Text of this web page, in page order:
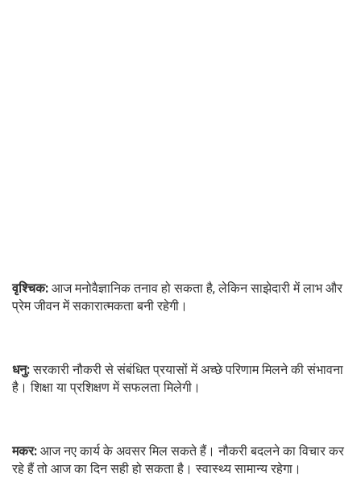
वृश्चिक: आज मनोवैज्ञानिक तनाव हो सकता है, लेकिन साझेदारी में लाभ और
प्रेम जीवन में सकारात्मकता बनी रहेगी।
धनु:सरकारी नौकरी से संबंधित प्रयासों में अच्छे परिणाम मिलने की संभावना
है। शिक्षा या प्रशिक्षण में सफलता मिलेगी।
मकर: आज नए कार्य के अवसर मिल सकते हैं। नौकरी बदलने का विचार कर
रहे हैं तो आज का दिन सही हो सकता है। स्वास्थ्य सामान्य रहेगा।